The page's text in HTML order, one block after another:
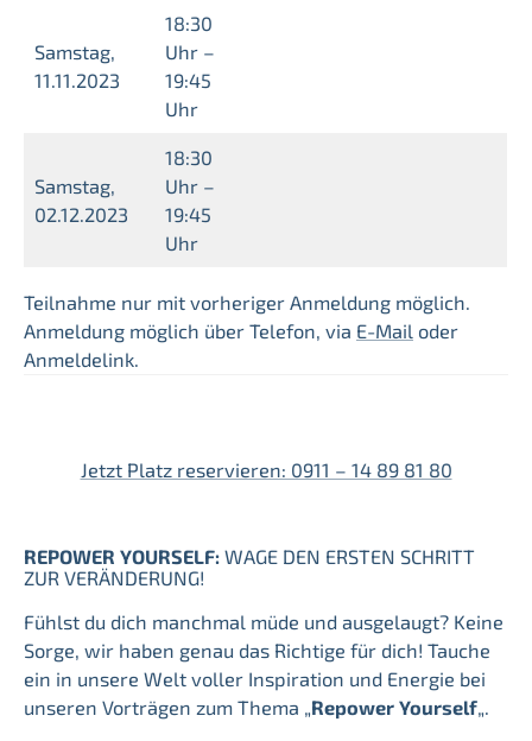
Samstag,
11.11.2023
18:30
Uhr –
19:45
Uhr
Samstag,
02.12.2023
18:30
Uhr –
19:45
Uhr
Teilnahme nur mit vorheriger Anmeldung möglich.
Anmeldung möglich über Telefon, via E-Mail oder
Anmeldelink.
Jetzt Platz reservieren: 0911 – 14 89 81 80
REPOWER YOURSELF: WAGE DEN ERSTEN SCHRITT
ZUR VERÄNDERUNG!
Fühlst du dich manchmal müde und ausgelaugt? Keine
Sorge, wir haben genau das Richtige für dich! Tauche
ein in unsere Welt voller Inspiration und Energie bei
unseren Vorträgen zum Thema „Repower Yourself„.